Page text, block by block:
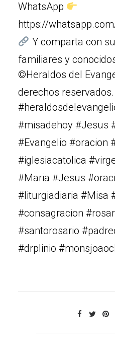
WhatsApp
https://
Y comparta con
familiares y
©Heraldos del
derechos reservados.
#misadehoy #Jesus
#Evangelio #oracion
#iglesiacatolica
#Maria #Jesus
#liturgiadiaria #Misa
#consagracion
#santorosario
#drplinio